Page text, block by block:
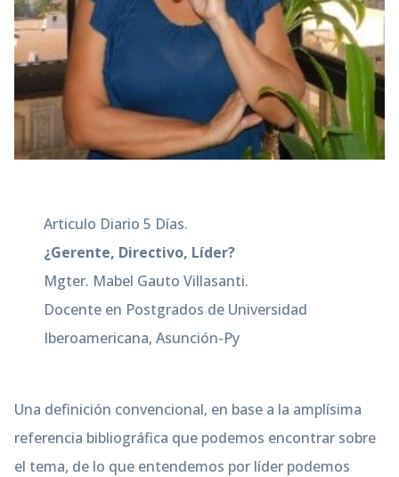
Articulo Diario 5 Días.
¿Gerente, Directivo, Líder?
Mgter. Mabel Gauto Villasanti.
Docente en Postgrados de Universidad
Iberoamericana, Asunción-Py
Una definición convencional, en base a la amplísima
referencia bibliográfica que podemos encontrar sobre
el tema, de lo que entendemos por líder podemos